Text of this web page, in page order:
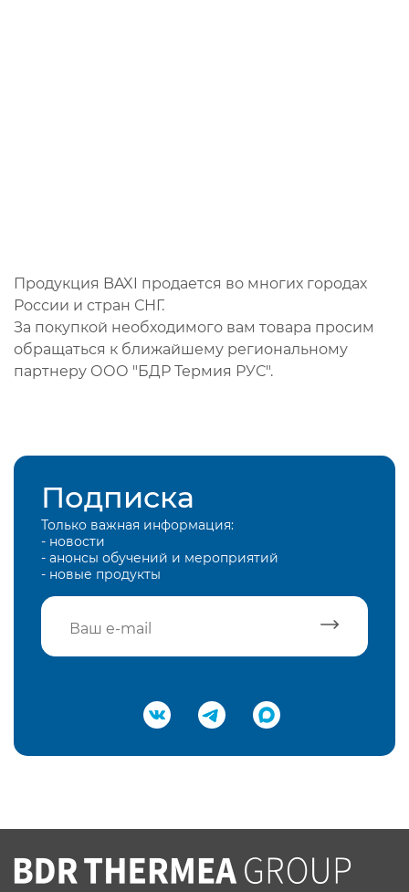
Продукция BAXI продается во многих городах
России и стран СНГ.
За покупкой необходимого вам товара просим
обращаться к ближайшему региональному
партнеру ООО "БДР Термия РУС".
Подписка
Только важная информация:
- новости
- анонсы обучений и мероприятий
- новые продукты
Подтвердить e-mail
Вы соглашаетесь с нашей политикой
конфеденциальности